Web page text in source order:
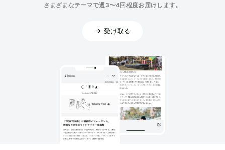
さまざまなテーマで週3〜4回程度お届けします。
受け取る